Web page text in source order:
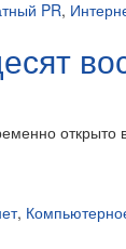
PR,
открыто
,